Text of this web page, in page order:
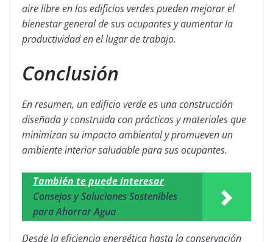
aire libre en los edificios verdes pueden mejorar el
bienestar general de sus ocupantes y aumentar la
productividad en el lugar de trabajo.
Conclusión
En resumen, un edificio verde es una construcción
diseñada y construida con prácticas y materiales que
minimizan su impacto ambiental y promueven un
ambiente interior saludable para sus ocupantes.
También te puede interesar
Consejos y Soluciones Sostenibles
para Ahorrar Agua
Desde la eficiencia energética hasta la conservación